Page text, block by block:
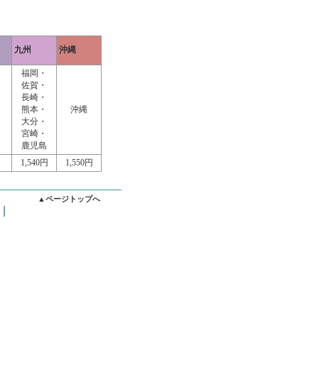
九州 沖縄
福岡・
佐賀・
長崎・
熊本・
大分・
宮崎・
鹿児島
沖縄
1,540円 1,550円
▲ページトップへ